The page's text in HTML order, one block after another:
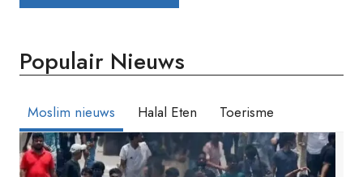
Populair Nieuws
Moslim nieuws Halal Eten Toerisme